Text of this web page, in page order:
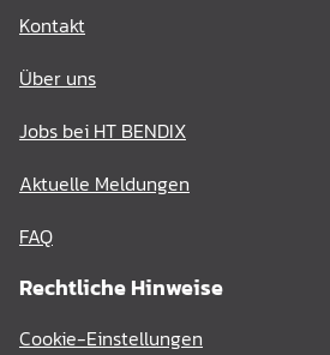
Kontakt
Über uns
Jobs bei HT BENDIX
Aktuelle Meldungen
FAQ
Rechtliche Hinweise
Cookie-Einstellungen